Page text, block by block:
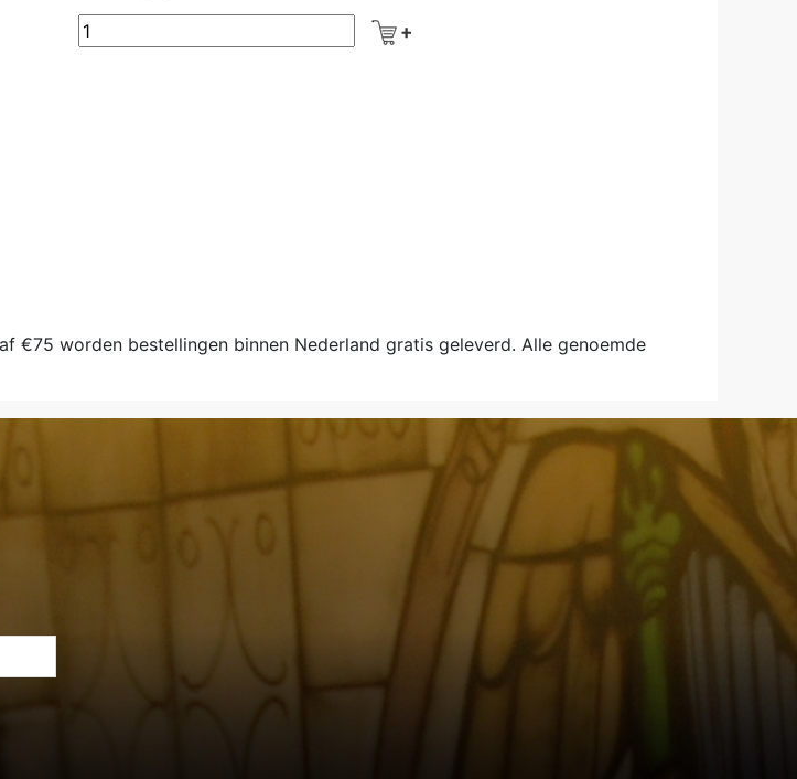
€75 worden bestellingen binnen Nederland gratis geleverd. Alle genoemde